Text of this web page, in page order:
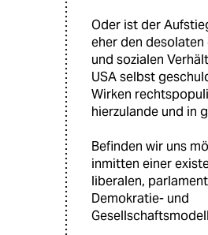
Oder ist der
eher den
und sozialen
USA selbst
Wirken
hierzulande und in
Befinden wir uns
inmitten einer
liberalen,
Demokratie- und